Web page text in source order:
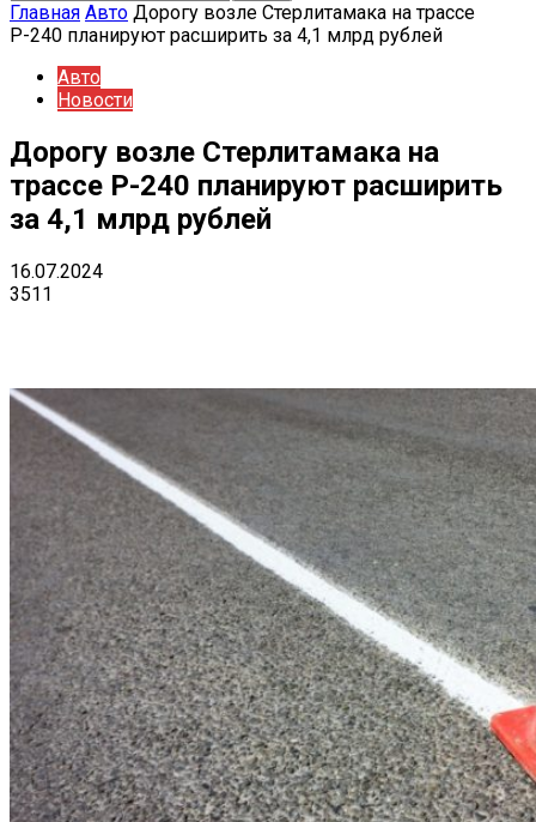
Главная Авто Дорогу возле Стерлитамака на трассе
Р-240 планируют расширить за 4,1 млрд рублей
Авто
Новости
Дорогу возле Стерлитамака на
трассе Р-240 планируют расширить
за 4,1 млрд рублей
16.07.2024
3511